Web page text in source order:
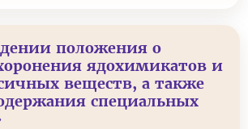
положения о
ядохимикатов и
веществ, а также
специальных